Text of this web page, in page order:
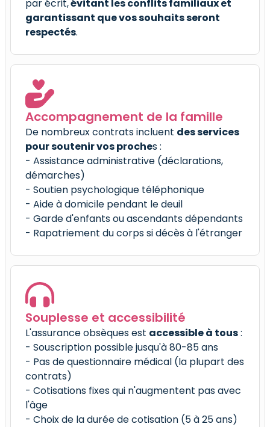
par écrit,évitant les conflits familiaux et
garantissant que vos souhaits seront
respectés.
Accompagnement de la famille
De nombreux contrats incluent des services
pour soutenir vos proches :
- Assistance administrative (déclarations,
démarches)
- Soutien psychologique téléphonique
- Aide à domicile pendant le deuil
- Garde d'enfants ou ascendants dépendants
- Rapatriement du corps si décès à l'étranger
Souplesse et accessibilité
L'assurance obsèques est accessible à tous:
- Souscription possible jusqu'à 80-85 ans
- Pas de questionnaire médical (la plupart des
contrats)
- Cotisations fixes qui n'augmentent pas avec
l'âge
- Choix de la durée de cotisation (5 à 25 ans)